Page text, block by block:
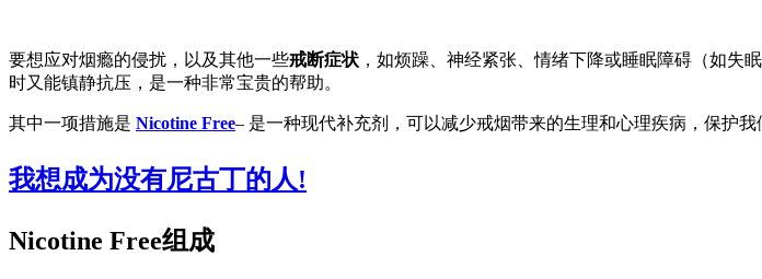
要想应对烟瘾的侵扰，以及其他一些戒断症状 ，如烦躁、神经紧张、情绪下降或睡眠障碍（如失
时又能镇静抗压，是一种非常宝贵的帮助。
其中一项措施是 Nicotine Free– 是一种现代补充剂，可以减少戒烟带来的生理和心理疾病，保护我
我想成为没有尼古丁的人!
Nicotine Free组成